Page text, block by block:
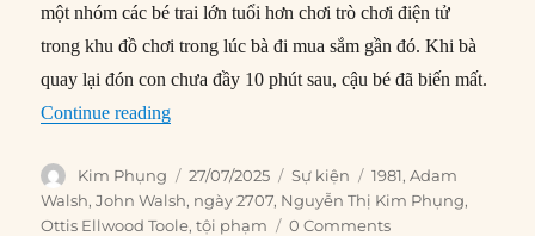
một nhóm các bé trai lớn tuổi hơn chơi trò chơi điện tử
trong khu đồ chơi trong lúc bà đi mua sắm gần đó. Khi bà
quay lại đón con chưa đầy 10 phút sau, cậu bé đã biến mất.
Continue reading“27/07/1981: Cậu bé Adam Walsh bị bắt cóc”
Author
Kim Phụng
Posted
on
27/07/2025 Categories
Sự kiện Tags
1981,Adam
Walsh,John Walsh, ngày 2707, Nguyễn Thị Kim Phụng,
Ottis Ellwood Toole,tội phạm 0 Comments